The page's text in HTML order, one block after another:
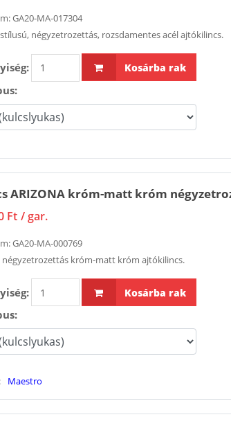
GA20-MA-017304
négyzetrozettás, rozsdamentes acél ajtókilincs.
Kosárba rak
ARIZONA króm-matt króm
Ft / gar.
GA20-MA-000769
négyzetrozettás króm-matt króm ajtókilincs.
Kosárba rak
Maestro